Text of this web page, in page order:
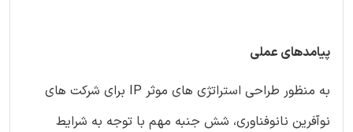
پیامدهای عملی
به منظور طراحی استراتژی های موثر IP برای شرکت های
نوآفرین نانوفناوری، شش جنبه مهم با توجه به شرایط